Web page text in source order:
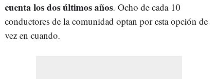
cuenta los dos últimos años. Ocho de cada 10
conductores de la comunidad optan por esta opción de
vez en cuando.